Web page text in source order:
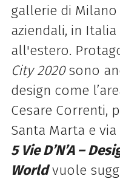
gallerie di
aziendali, in Italia
all'estero.
City 2020sono
design come
Cesare Correnti,
Santa Marta e
5 Vie D’N’A –
Worldvuole